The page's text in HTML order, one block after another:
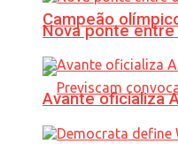
Campeão
Nova ponte
Avante oficializa